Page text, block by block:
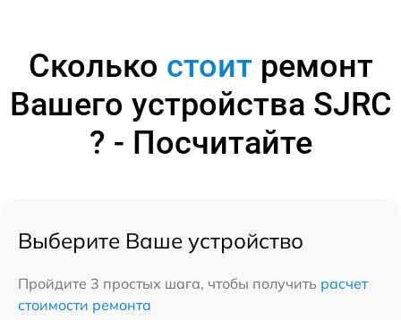
Сколько стоитремонт
Вашего устройства SJRC
? - Посчитайте
Выберите Ваше устройство
Пройдите 3 простых шага, чтобы получить расчет
стоимости ремонта